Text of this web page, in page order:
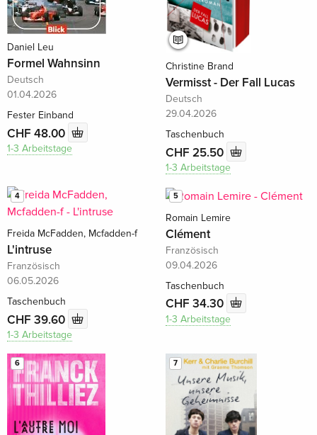
Daniel Leu
Formel Wahnsinn
Deutsch
01.04.2026
Fester Einband
CHF 48.00
1-3 Arbeitstage
Christine Brand
Vermisst - Der Fall Lucas
Deutsch
29.04.2026
Taschenbuch
CHF 25.50
1-3 Arbeitstage
4
Freida McFadden, Mcfadden-f
L'intruse
Französisch
06.05.2026
Taschenbuch
CHF 39.60
1-3 Arbeitstage
5
Romain Lemire
Clément
Französisch
09.04.2026
Taschenbuch
CHF 34.30
1-3 Arbeitstage
6 7